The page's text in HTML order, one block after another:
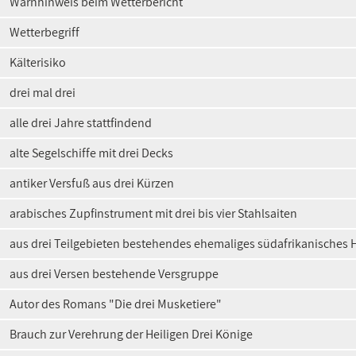
Wetterbegriff
Kälterisiko
drei mal drei
alle drei Jahre stattfindend
alte Segelschiffe mit drei Decks
antiker Versfuß aus drei Kürzen
arabisches Zupfinstrument mit drei bis vier Stahlsaiten
aus drei Teilgebieten bestehendes ehemaliges südafrikanisches
aus drei Versen bestehende Versgruppe
Autor des Romans "Die drei Musketiere"
Brauch zur Verehrung der Heiligen Drei Könige